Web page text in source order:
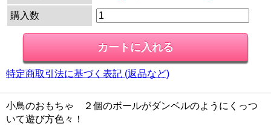
購入数
特定商取引法に基づく表記 (返品など)
小鳥のおもちゃ ２個のボールがダンベルのようにくっつ
いて遊び方色々！